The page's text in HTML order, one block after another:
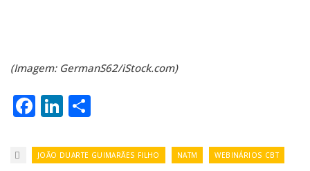
(Imagem: GermanS62/iStock.com)
Facebook
LinkedIn
JOÃO DUARTE GUIMARÃES FILHO NATM WEBINÁRIOS CBT